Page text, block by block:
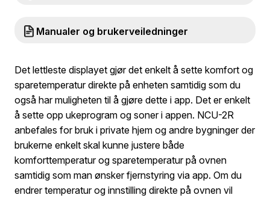
Manualer og brukerveiledninger
Det lettleste displayet gjør det enkelt å sette komfort og
sparetemperatur direkte på enheten samtidig som du
også har muligheten til å gjøre dette i app. Det er enkelt
å sette opp ukeprogram og soner i appen. NCU-2R
anbefales for bruk i private hjem og andre bygninger der
brukerne enkelt skal kunne justere både
komforttemperatur og sparetemperatur på ovnen
samtidig som man ønsker fjernstyring via app. Om du
endrer temperatur og innstilling direkte på ovnen vil